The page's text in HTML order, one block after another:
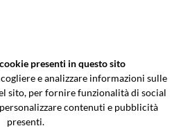
Brianza (MB) 20843 | ITALY
presenti in questo sito
e analizzare informazioni sulle
sito, per fornire funzionalità di social
contenuti e pubblicità
presenti.